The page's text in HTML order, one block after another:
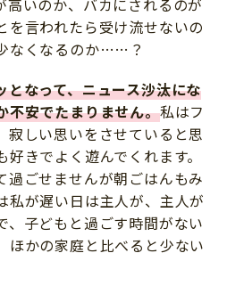
高いのか、バカにされるのが
を言われたら受け流せないの
なくなるのか……？
となって、ニュース沙汰にな
不安でたまりません。私はフ
寂しい思いをさせていると思
きでよく遊んでくれます。
過ごせませんが朝ごはんもみ
私が遅い日は主人が、主人が
、子どもと過ごす時間がない
ほかの家庭と比べると少ない